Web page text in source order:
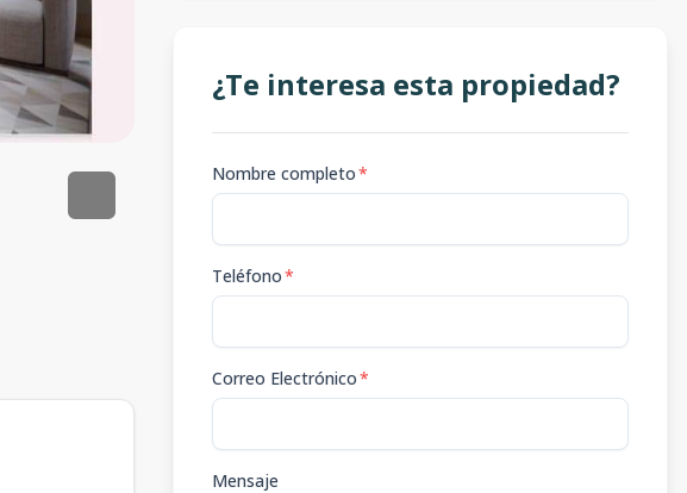
¿Te interesa esta propiedad?
Nombre completo*
Teléfono*
Correo Electrónico*
Mensaje